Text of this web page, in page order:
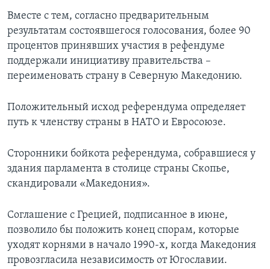
Вместе с тем, согласно предварительным
результатам состоявшегося голосования, более 90
процентов принявших участия в рефендуме
поддержали инициативу правительства –
переименовать страну в Северную Македонию.
Положительный исход референдума определяет
путь к членству страны в НАТО и Евросоюзе.
Сторонники бойкота референдума, собравшиеся у
здания парламента в столице страны Скопье,
скандировали «Македония».
Соглашение с Грецией, подписанное в июне,
позволило бы положить конец спорам, которые
уходят корнями в начало 1990-х, когда Македония
провозгласила независимость от Югославии.